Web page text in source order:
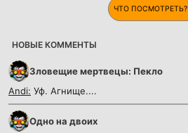
ЧТО ПОСМОТРЕТЬ?
НОВЫЕ КОММЕНТЫ
Зловещие мертвецы: Пекло
Andi: Уф. Агнище....
Одно на двоих